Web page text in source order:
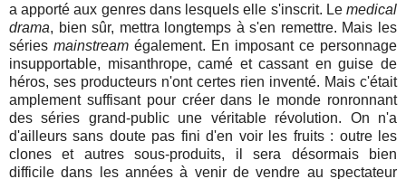
a apporté aux genres dans lesquels elle s'inscrit. Le medical
drama, bien sûr, mettra longtemps à s'en remettre. Mais les
séries mainstream également. En imposant ce personnage
insupportable, misanthrope, camé et cassant en guise de
héros, ses producteurs n'ont certes rien inventé. Mais c'était
amplement suffisant pour créer dans le monde ronronnant
des séries grand-public une véritable révolution. On n'a
d'ailleurs sans doute pas fini d'en voir les fruits : outre les
clones et autres sous-produits, il sera désormais bien
difficile dans les années à venir de vendre au spectateur